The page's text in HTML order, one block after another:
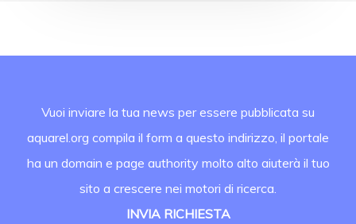
Vuoi inviare la tua news per essere pubblicata su
aquarel.org compila il form a questo indirizzo, il portale
ha un domain e page authority molto alto aiuterà il tuo
sito a crescere nei motori di ricerca.
INVIA RICHIESTA